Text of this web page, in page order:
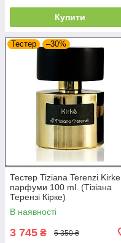
Купити
Тестер –30%
Тестер Tiziana Terenzi Kirke
парфуми 100 ml. (Тізіана
Терензі Кірке)
В наявності
3 745 ₴ 5 350 ₴